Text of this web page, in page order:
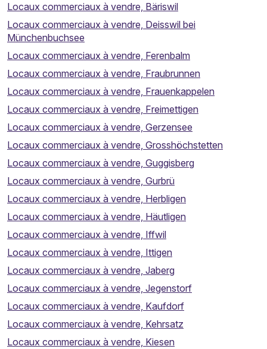
Locaux commerciaux à vendre, Bäriswil
Locaux commerciaux à vendre, Deisswil bei
Münchenbuchsee
Locaux commerciaux à vendre, Ferenbalm
Locaux commerciaux à vendre, Fraubrunnen
Locaux commerciaux à vendre, Frauenkappelen
Locaux commerciaux à vendre, Freimettigen
Locaux commerciaux à vendre, Gerzensee
Locaux commerciaux à vendre, Grosshöchstetten
Locaux commerciaux à vendre, Guggisberg
Locaux commerciaux à vendre, Gurbrü
Locaux commerciaux à vendre, Herbligen
Locaux commerciaux à vendre, Häutligen
Locaux commerciaux à vendre, Iffwil
Locaux commerciaux à vendre, Ittigen
Locaux commerciaux à vendre, Jaberg
Locaux commerciaux à vendre, Jegenstorf
Locaux commerciaux à vendre, Kaufdorf
Locaux commerciaux à vendre, Kehrsatz
Locaux commerciaux à vendre, Kiesen